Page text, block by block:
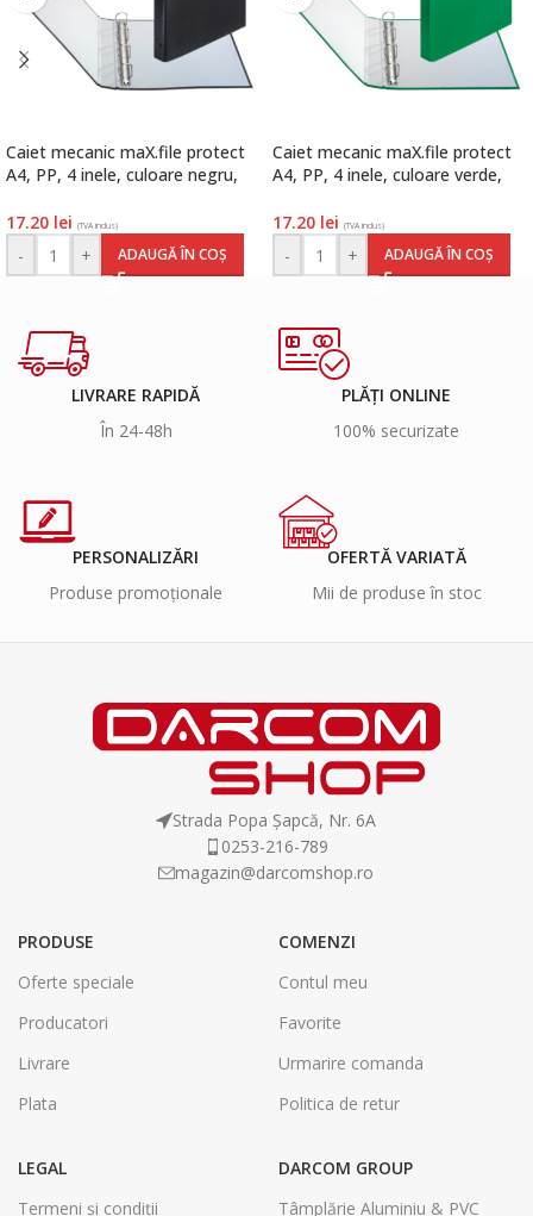
Caiet mecanic maX.file protect
A4, PP, 4 inele, culoare negru,
17.20 lei (TVA inclus)
- + ADAUGĂ ÎN COȘ
Caiet mecanic maX.file protect
A4, PP, 4 inele, culoare verde,
17.20 lei (TVA inclus)
- + ADAUGĂ ÎN COȘ
LIVRARE RAPIDĂ
În 24-48h
PLĂȚI ONLINE
100% securizate
PERSONALIZĂRI
Produse promoționale
OFERTĂ VARIATĂ
Mii de produse în stoc
Strada Popa Șapcă, Nr. 6A
0253-216-789
magazin@darcomshop.ro
PRODUSE
Oferte speciale
Producatori
Livrare
Plata
COMENZI
Contul meu
Favorite
Urmarire comanda
Politica de retur
LEGAL
Termeni și condiții
DARCOM GROUP
Tâmplărie Aluminiu & PVC